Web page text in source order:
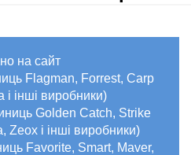
3 шт.
на сайт
Flagman, Forrest, Carp
і інші виробники)
Golden Catch, Strike
Zeox і інші виробники)
Favorite, Smart, Maver,